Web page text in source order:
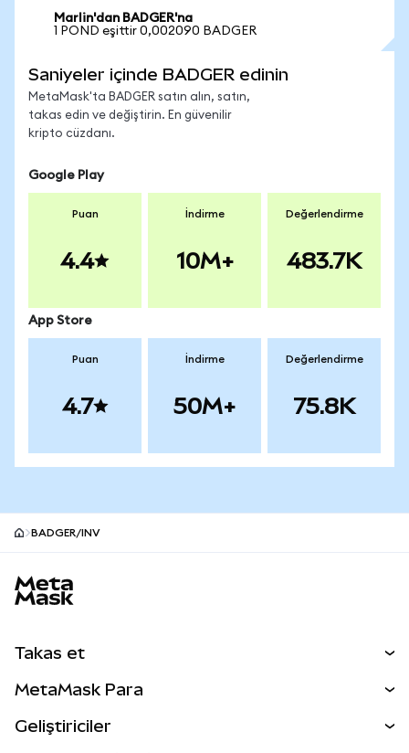
Marlin'dan BADGER'na
1 POND eşittir 0,002090 BADGER
Saniyeler içinde BADGER edinin
MetaMask'ta BADGER satın alın, satın,
takas edin ve değiştirin. En güvenilir
kripto cüzdanı.
Google Play
Puan
4.4
İndirme
10M+
Değerlendirme
483.7K
App Store
Puan
4.7
İndirme
50M+
Değerlendirme
75.8K
BADGER/INV
Takas et
Perps
MetaMask Para
Geliştiriciler